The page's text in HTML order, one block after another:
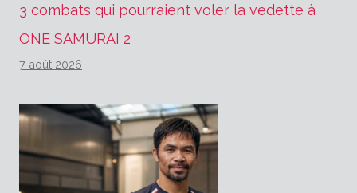
3 combats qui pourraient voler la vedette à
ONE SAMURAI 2
7 août 2026